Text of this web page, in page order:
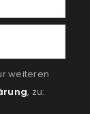
weiteren
, zu: